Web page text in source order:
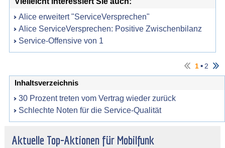
Alice erweitert "ServiceVersprechen"
Alice ServiceVersprechen: Positive Zwischenbilanz
Service-Offensive von 1
1▪ 2
Inhaltsverzeichnis
30 Prozent treten vom Vertrag wieder zurück
Schlechte Noten für die Service-Qualität
Aktuelle Top-Aktionen für Mobilfunk